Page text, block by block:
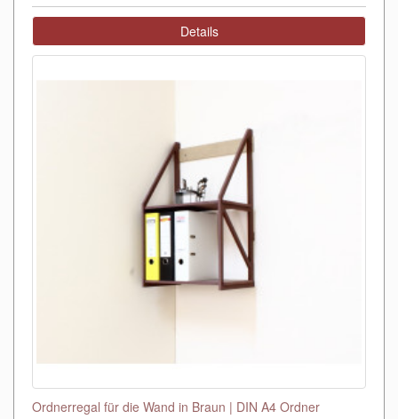
Details
Ordnerregal für die Wand in Braun | DIN A4 Ordner